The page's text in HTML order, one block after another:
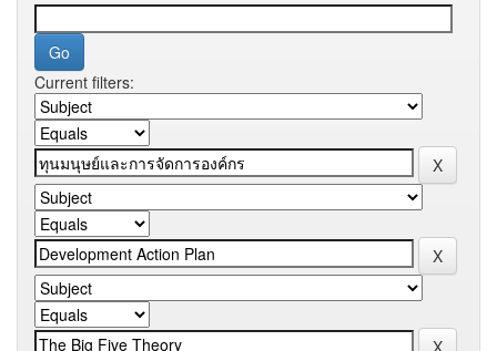
Current filters: